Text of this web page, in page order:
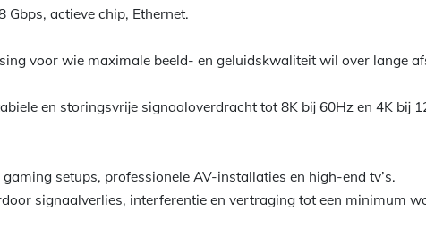
Gbps, actieve chip, Ethernet.
voor wie maximale beeld- en geluidskwaliteit wil over lange
en storingsvrije signaaloverdracht tot 8K bij 60Hz en 4K bij
setups, professionele AV-installaties en high-end tv’s.
signaalverlies, interferentie en vertraging tot een minimum